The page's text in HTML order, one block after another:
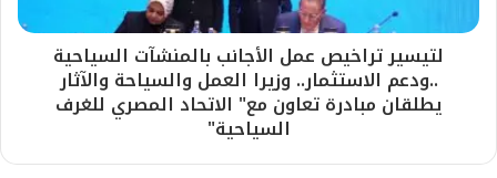
لتيسير تراخيص عمل الأجانب بالمنشآت السياحية
..ودعم الاستثمار.. وزيرا العمل والسياحة والآثار
يطلقان مبادرة تعاون مع" الاتحاد المصري للغرف
السياحية"